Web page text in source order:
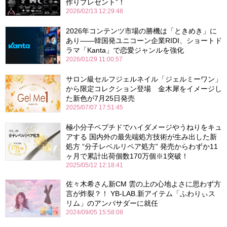
作りプレゼント”！
2026/02/13 12:29:48
2026年コンテンツ市場の勝機は「ときめき」に
あり――韓国発ユニコーン企業RIDI、ショートド
ラマ「Kanta」で恋愛ジャンルを強化
2026/01/29 11:00:57
サロン級セルフジェルネイル「ジェルミーワン」
から限定コレクション登場 金木犀をイメージし
た新色が7月25日発売
2025/07/07 17:51:45
極小分子ペプチドでハイダメージやうねりをキュ
アする 国内外の最先端処方技術が生み出した新
処方 “分子レベルリペア処方” 発売からわずか11
ヶ月で累計出荷個数170万個※1突破！
2025/05/12 12:18:41
佐々木希さん新CM 雲の上の心地よさに思わず方
言が炸裂？！ YB-LAB.新アイテム「ふわりぃス
リム」のアンバサダーに就任
2024/09/05 15:58:08